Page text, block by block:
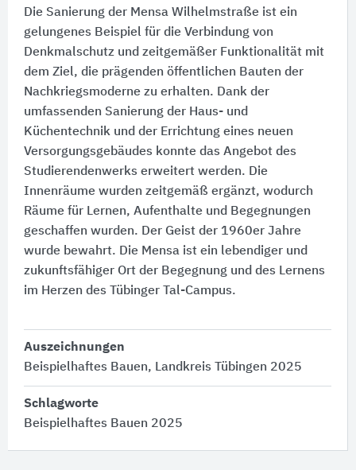
Die Sanierung der Mensa Wilhelmstraße ist ein
gelungenes Beispiel für die Verbindung von
Denkmalschutz und zeitgemäßer Funktionalität mit
dem Ziel, die prägenden öffentlichen Bauten der
Nachkriegsmoderne zu erhalten. Dank der
umfassenden Sanierung der Haus- und
Küchentechnik und der Errichtung eines neuen
Versorgungsgebäudes konnte das Angebot des
Studierendenwerks erweitert werden. Die
Innenräume wurden zeitgemäß ergänzt, wodurch
Räume für Lernen, Aufenthalte und Begegnungen
geschaffen wurden. Der Geist der 1960er Jahre
wurde bewahrt. Die Mensa ist ein lebendiger und
zukunftsfähiger Ort der Begegnung und des Lernens
im Herzen des Tübinger Tal-Campus.
Auszeichnungen
Beispielhaftes Bauen, Landkreis Tübingen 2025
Schlagworte
Beispielhaftes Bauen 2025